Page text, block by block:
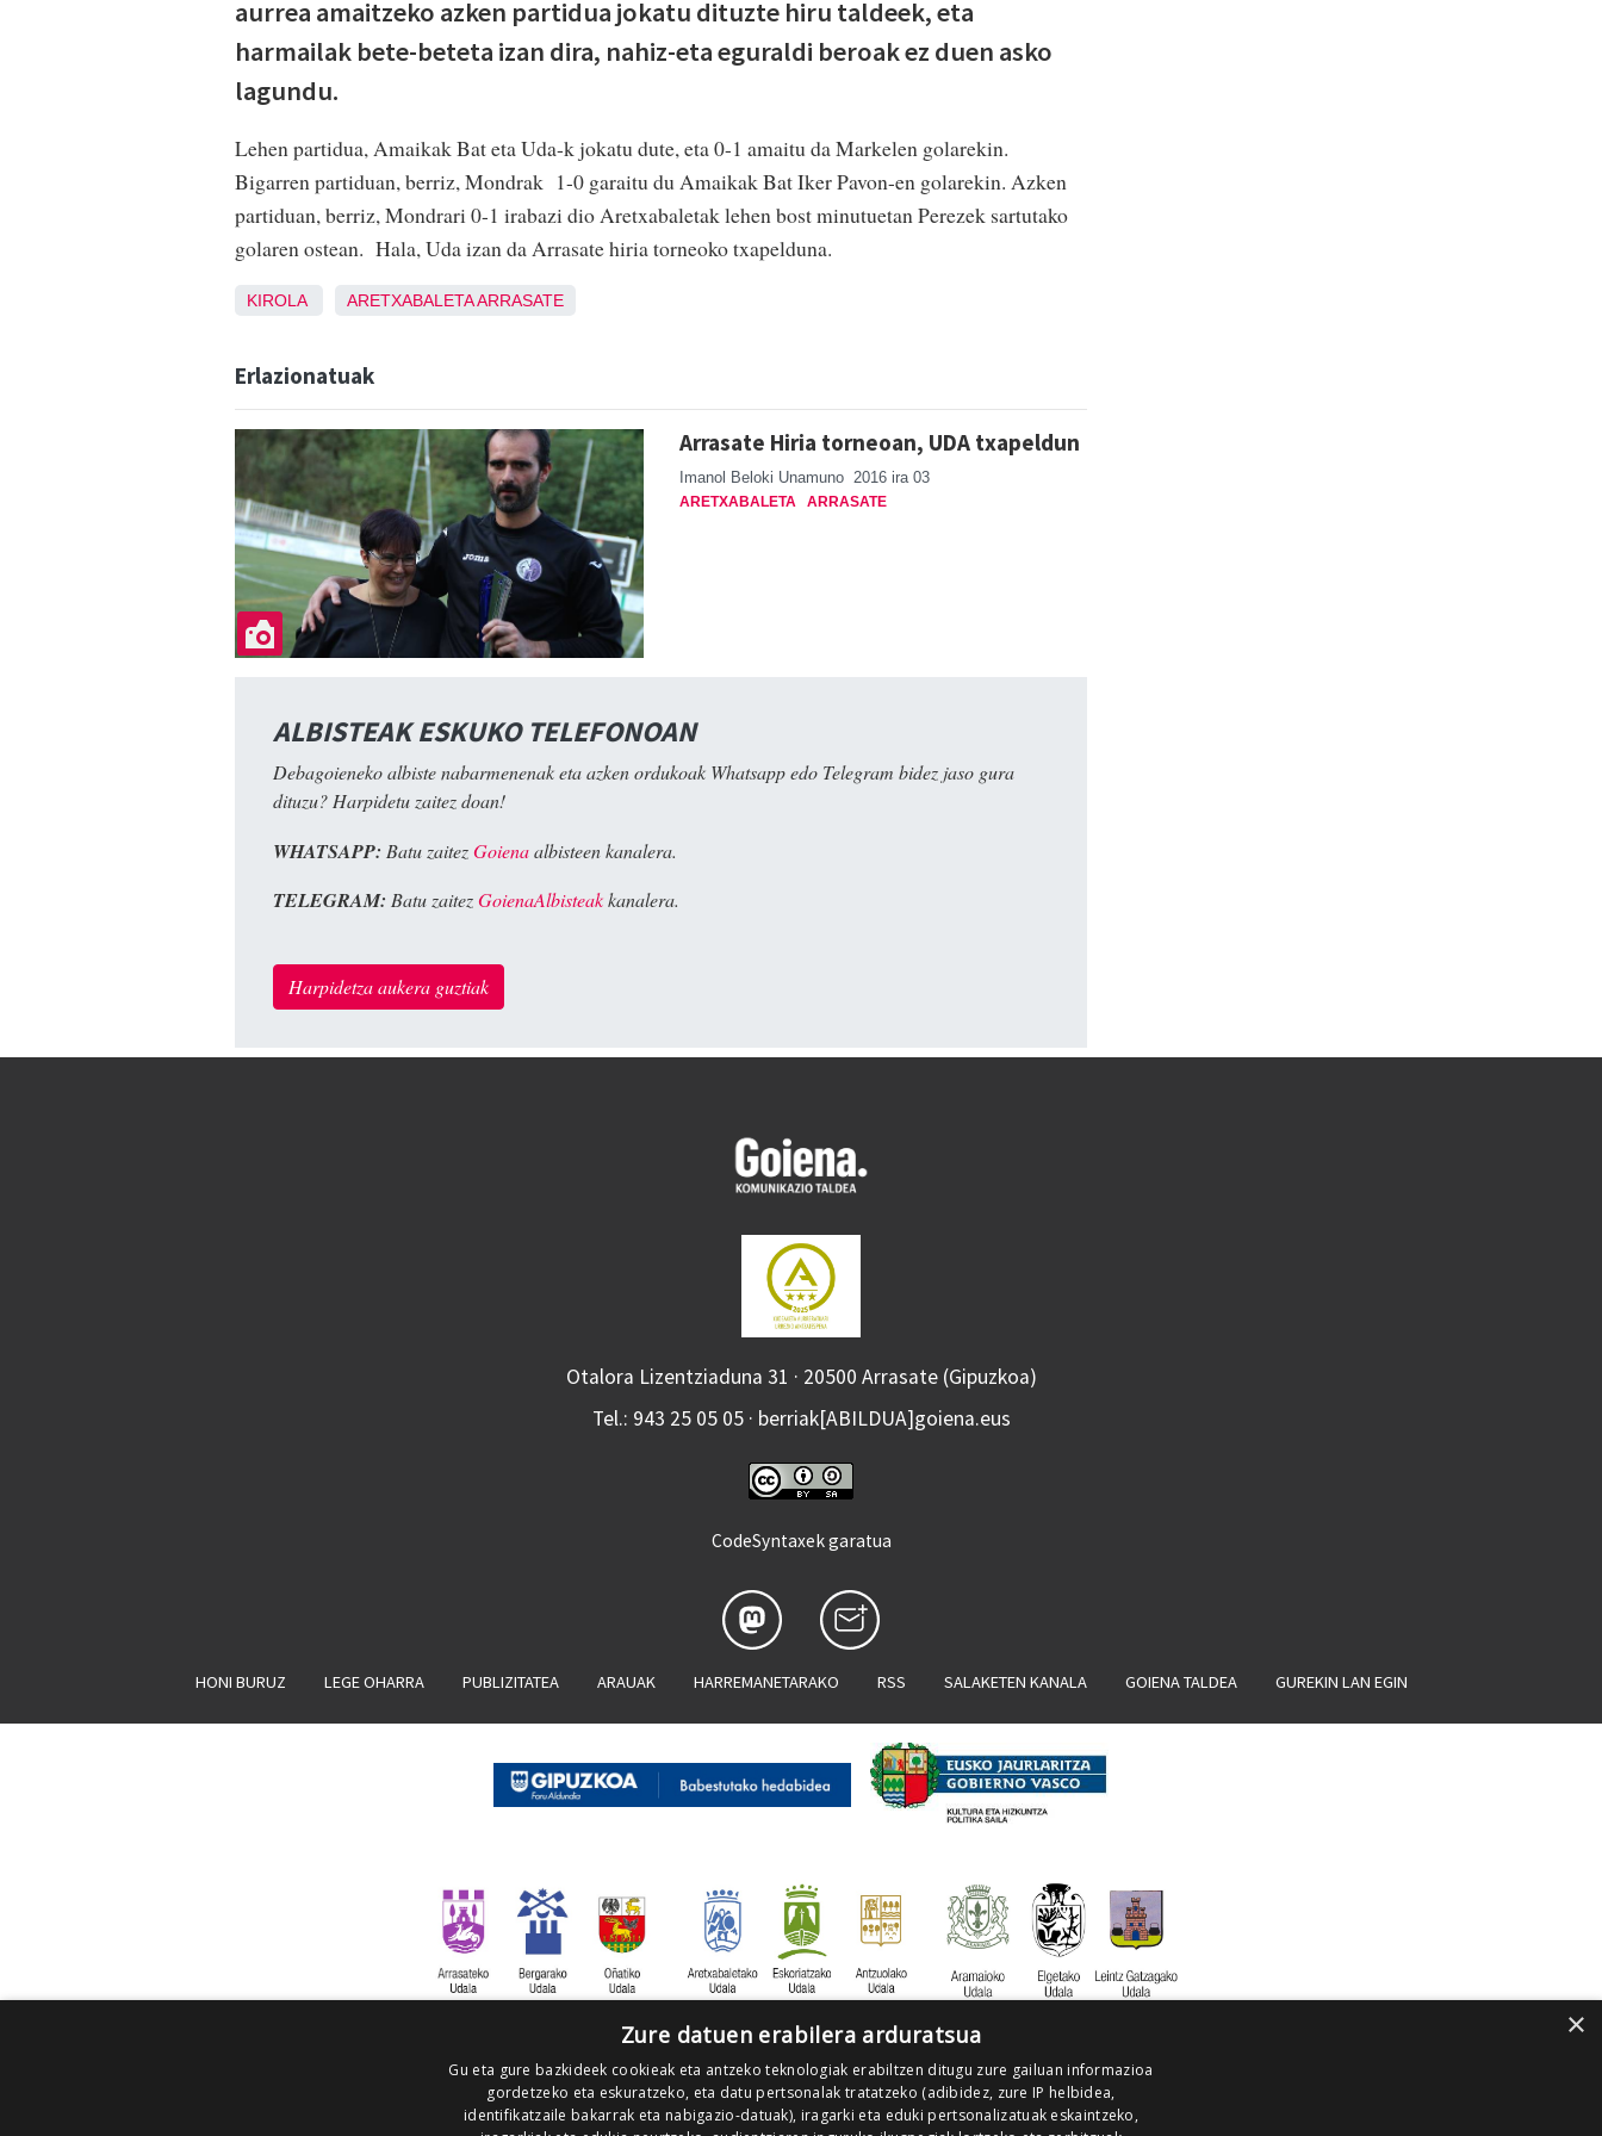
aurrea amaitzeko azken partidua jokatu dituzte hiru taldeek, eta
harmailak bete-beteta izan dira, nahiz-eta eguraldi beroak ez duen asko
lagundu.
Lehen partidua, Amaikak Bat eta Uda-k jokatu dute, eta 0-1 amaitu da Markelen golarekin.
Bigarren partiduan, berriz, Mondrak 1-0 garaitu du Amaikak Bat Iker Pavon-en golarekin. Azken
partiduan, berriz, Mondrari 0-1 irabazi dio Aretxabaletak lehen bost minutuetan Perezek sartutako
golaren ostean. Hala, Uda izan da Arrasate hiria torneoko txapelduna.
KIROLA ARETXABALETAARRASATE
Erlazionatuak
Arrasate Hiria torneoan, UDA txapeldun
Imanol Beloki Unamuno 2016 ira 03
ARETXABALETA ARRASATE
ALBISTEAK ESKUKO TELEFONOAN
Debagoieneko albiste nabarmenenak eta azken ordukoak Whatsapp edo Telegram bidez jaso gura
dituzu? Harpidetu zaitez doan!
WHATSAPP: Batu zaitezGoienaalbisteen kanalera.
TELEGRAM: Batu zaitezGoienaAlbisteakkanalera.
Harpidetza aukera guztiak
Otalora Lizentziaduna 31 · 20500 Arrasate (Gipuzkoa)
Tel.: 943 25 05 05 · berriak[ABILDUA]goiena.eus
CodeSyntaxek garatua
HONI BURUZ LEGE OHARRA PUBLIZITATEA ARAUAK HARREMANETARAKO RSS SALAKETEN KANALA GOIENA TALDEA GUREKIN LAN EGIN
×
Zure datuen erabilera arduratsua
Gu eta gure bazkideek cookieak eta antzeko teknologiak erabiltzen ditugu zure gailuan informazioa
gordetzeko eta eskuratzeko, eta datu pertsonalak tratatzeko (adibidez, zure IP helbidea,
identifikatzaile bakarrak eta nabigazio-datuak), iragarki eta eduki pertsonalizatuak eskaintzeko,